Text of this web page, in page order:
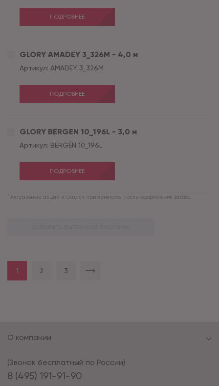
ПОДРОБНЕЕ
GLORY AMADEY 3_326M - 4,0 м
Артикул: AMADEY 3_326M
ПОДРОБНЕЕ
GLORY BERGEN 10_196L - 3,0 м
Артикул: BERGEN 10_196L
ПОДРОБНЕЕ
* Актуальные акции и скидки применяются после оформления заказа.
1 2 3
8 (495) 191-91-90
(Звонок бесплатный по России)
О компании